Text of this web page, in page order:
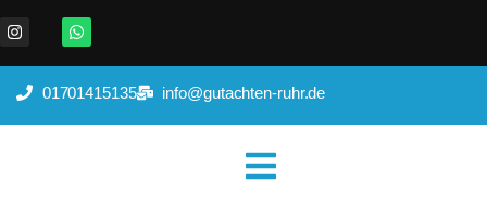
01701415135 info@gutachten-ruhr.de